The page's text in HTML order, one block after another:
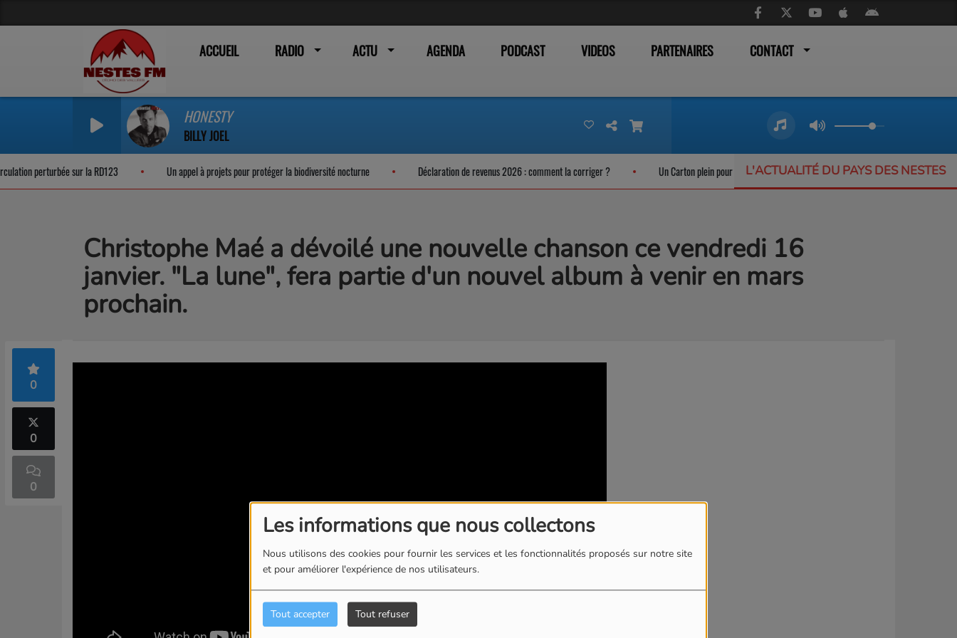
Les informations que nous collectons
Nous utilisons des cookies pour fournir les services et les fonctionnalités proposés sur notre site
et pour améliorer l'expérience de nos utilisateurs.
Tout accepter Tout refuser
ACCUEIL RADIO ACTU AGENDA PODCAST VIDEOS PARTENAIRES CONTACT
HONESTY
BILLY JOEL
L'ACTUALITÉ DU PAYS DES NESTES
perturbée sur la RD123 Un appel à projets pour protéger la biodiversité nocturne Déclaration de revenus 2026 : comment la corriger ? Un Carton plein pour les trains liO qui ne désemplissent pas L’Offrande
Christophe Maé a dévoilé une nouvelle chanson ce vendredi 16
janvier. "La lune", fera partie d'un nouvel album à venir en mars
prochain.
0
0
0